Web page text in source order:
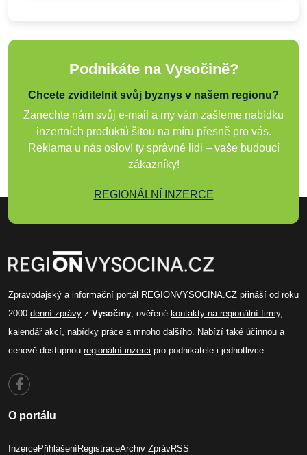
Podnikáte na Vysočině?
Chcete zviditelnit svůj byznys v našem regionu?
Zanechte nám svůj e-mail a my vám zašleme nabídku
inzertních produktů šitou na míru přesně pro vás.
Reklama u nás osloví ty správné lidi – vaše budoucí
zákazníky!
REGIONÁLNÍ INZERCE
Zpravodajský a informační portál REGIONVYSOCINA.CZ přináší od roku
2000 denní zprávy z Vysočiny , ověřené kontakty na regionální firmy,
kalendář akcí nabídky práce a mnoho dalšího. Nabízí také účinnou a
cenově dostupnou regionální inzerci pro podnikatele i jednotlivce.
O portálu
InzercePřihlášeníRegistraceArchiv ZprávRSS